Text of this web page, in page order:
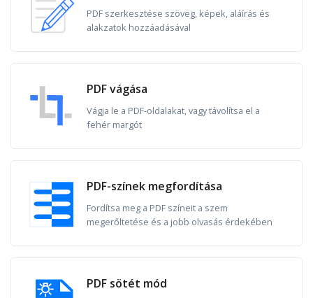
PDF szerkesztése szöveg, képek, aláírás és
alakzatok hozzáadásával
PDF vágása
Vágja le a PDF-oldalakat, vagy távolítsa el a
fehér margót
PDF-színek megfordítása
Fordítsa meg a PDF színeit a szem
megerőltetése és a jobb olvasás érdekében
PDF sötét mód